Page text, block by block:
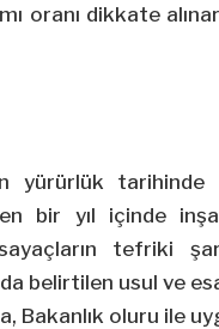
oranı dikkate
yürürlük
bir yıl içinde
tefriki
belirtilen usul ve
Bakanlık oluru ile